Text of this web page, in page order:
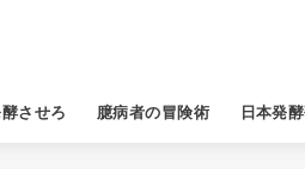
させろ 臆病者の冒険術 日本発